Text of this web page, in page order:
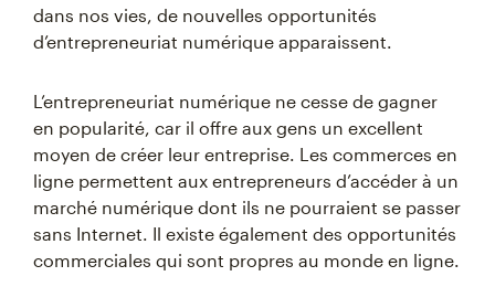
dans nos vies, de nouvelles opportunités
d’entrepreneuriat numérique apparaissent.
L’entrepreneuriat numérique ne cesse de gagner
en popularité, car il offre aux gens un excellent
moyen de créer leur entreprise. Les commerces en
ligne permettent aux entrepreneurs d’accéder à un
marché numérique dont ils ne pourraient se passer
sans Internet. Il existe également des opportunités
commerciales qui sont propres au monde en ligne.